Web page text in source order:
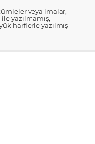
veya imalar,
yazılmamış,
harflerle yazılmış